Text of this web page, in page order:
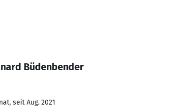
Büdenbender
seit Aug. 2021